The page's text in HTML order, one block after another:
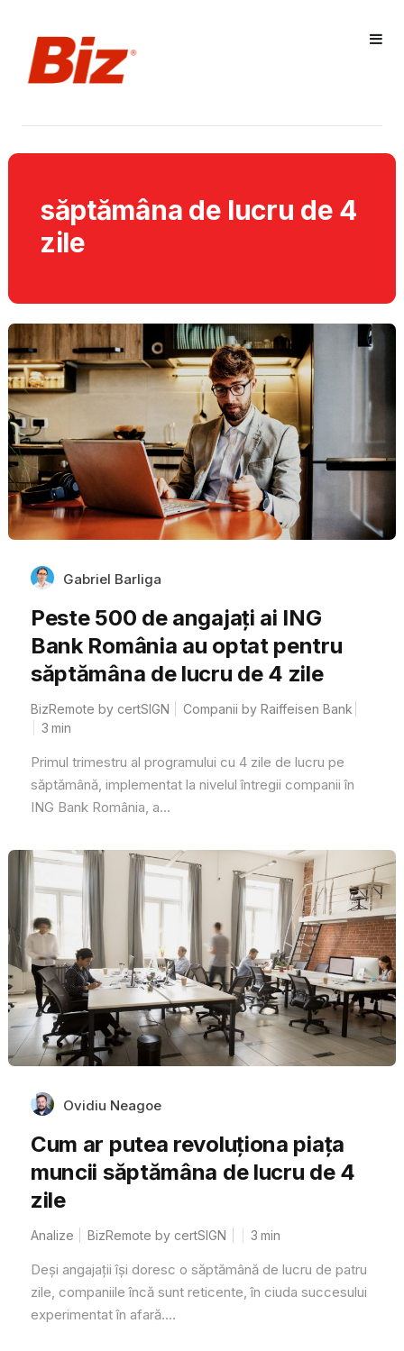
săptămâna de lucru de 4
zile
Gabriel Barliga
Peste 500 de angajați ai ING
Bank România au optat pentru
săptămâna de lucru de 4 zile
BizRemote by certSIGN
Companii by Raiffeisen Bank
3 min
Primul trimestru al programului cu 4 zile de lucru pe
săptămână, implementat la nivelul întregii companii în
ING Bank România, a...
Ovidiu Neagoe
Cum ar putea revoluționa piața
muncii săptămâna de lucru de 4
zile
Analize BizRemote by certSIGN 3 min
Deși angajații își doresc o săptămână de lucru de patru
zile, companiile încă sunt reticente, în ciuda succesului
experimentat în afară....